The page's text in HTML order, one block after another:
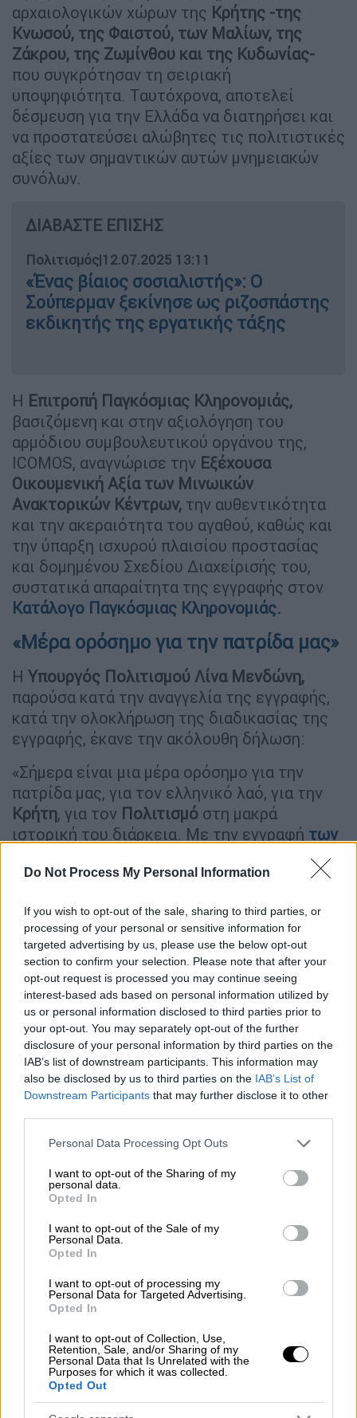
Do Not Process My Personal Information
If you wish to opt-out of the sale, sharing to third parties, or
processing of your personal or sensitive information for
targeted advertising by us, please use the below opt-out
section to confirm your selection. Please note that after your
opt-out request is processed you may continue seeing
interest-based ads based on personal information utilized by
us or personal information disclosed to third parties prior to
your opt-out. You may separately opt-out of the further
disclosure of your personal information by third parties on the
IAB’s list of downstream participants. This information may
also be disclosed by us to third parties on the IAB’s List of
Downstream Participants that may further disclose it to other
Please note that this website/app uses one or more Google
not limited to your visit or usage behaviour. You may click to
grant or deny consent to Google and its third-party tags to
use your data for below specified purposes in below Google
consent section.
Personal Data Processing Opt Outs
I want to opt-out of the Sharing of my
personal data.
Opted In
I want to opt-out of the Sale of my
Personal Data.
Opted In
I want to opt-out of processing my
Personal Data for Targeted Advertising.
Opted In
I want to opt-out of Collection, Use,
Retention, Sale, and/or Sharing of my
Personal Data that Is Unrelated with the
Purposes for which it was collected.
Opted Out
αρχαιολογικών χώρων της Κρήτης -της
Κνωσού, της Φαιστού, των Μαλίων, της
Ζάκρου, της Ζωμίνθου και της Κυδωνίας-
που συγκρότησαν τη σειριακή
υποψηφιότητα. Ταυτόχρονα, αποτελεί
δέσμευση για την Ελλάδα να διατηρήσει και
να προστατεύσει αλώβητες τις πολιτιστικές
αξίες των σημαντικών αυτών μνημειακών
συνόλων.
ΔΙΑΒΑΣΤΕ ΕΠΙΣΗΣ
Πολιτισμός|12.07.2025 13:11
«Ένας βίαιος σοσιαλιστής»: Ο
Σούπερμαν ξεκίνησε ως ριζοσπάστης
εκδικητής της εργατικής τάξης
Η Επιτροπή Παγκόσμιας Κληρονομιάς,
βασιζόμενη και στην αξιολόγηση του
αρμόδιου συμβουλευτικού οργάνου της,
ICOMOS, αναγνώρισε την Εξέχουσα
Οικουμενική Αξία των Μινωικών
Ανακτορικών Κέντρων, την αυθεντικότητα
και την ακεραιότητα του αγαθού, καθώς και
την ύπαρξη ισχυρού πλαισίου προστασίας
και δομημένου Σχεδίου Διαχείρισής του,
συστατικά απαραίτητα της εγγραφής στον
Κατάλογο Παγκόσμιας Κληρονομιάς.
«Μέρα ορόσημο για την πατρίδα μας»
Η Υπουργός Πολιτισμού Λίνα Μενδώνη,
παρούσα κατά την αναγγελία της εγγραφής,
κατά την ολοκλήρωση της διαδικασίας της
εγγραφής, έκανε την ακόλουθη δήλωση:
«Σήμερα είναι μια μέρα ορόσημο για την
πατρίδα μας, για τον ελληνικό λαό, για την
Κρήτη, για τον Πολιτισμό στη μακρά
ιστορική του διάρκεια. Με την εγγραφή των
Κατάλογο Παγκόσμιας Κληρονομιάς,
λαμπρότερους πολιτισμούς του
προϊστορικού Αιγαίου αναγνωρίζεται και
καθιερώνεται παγκοσμίως. Τα εντυπωσιακά
αρχιτεκτονικά κατάλοιπα των μινωικών
ανακτορικών συγκροτημάτων, που σώζονται
σε όλη την Κρήτη, αποτελούν τους
αυθεντικούς εκφραστές αυτού του
πολιτισμού. Ταανάκτοραδεν ήταν μόνο
διοικητικά και οικονομικά κέντρα. Ήταν
κέντρα πολιτισμού, τέχνης και τεχνολογικής
καινοτομίας.
αισθητικής, μνημειακής αρχιτεκτονικής, με
ανεπτυγμένο σύστημα γραφής και διοίκησης,
και με ισχυρές εμπορικές και πολιτισμικές
επαφές με τους λαούς της Ανατολικής
Μεσογείου. Η ανάδειξη του Μινωικού
πολιτισμού μάς επιτρέπει να κατανοούμε
καλλίτερα τις απαρχές του ευρωπαϊκού
Κρήτη ως κοιτίδα πολιτισμού παγκόσμιας
σημασίας. Ευχαριστώ από τα βάθη της
καρδιάς μου όλους όσους συνετέλεσαν σε
αυτή την επιτυχία της χώρας μου. Τους